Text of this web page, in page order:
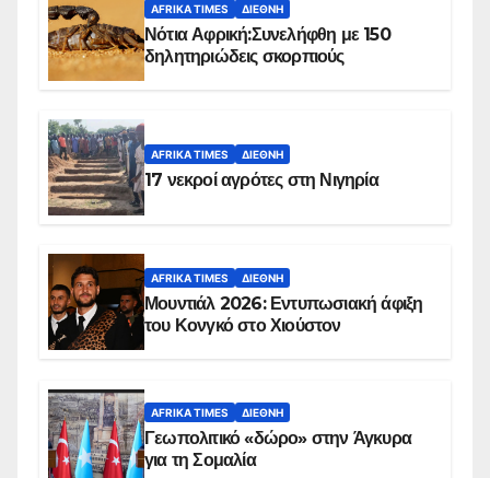
AFRIKA TIMES ΔΙΕΘΝΉ
Νότια Αφρική:Συνελήφθη με 150
δηλητηριώδεις σκορπιούς
AFRIKA TIMES ΔΙΕΘΝΉ
17 νεκροί αγρότες στη Νιγηρία
AFRIKA TIMES ΔΙΕΘΝΉ
Μουντιάλ 2026: Εντυπωσιακή άφιξη
του Κονγκό στο Χιούστον
AFRIKA TIMES ΔΙΕΘΝΉ
Γεωπολιτικό «δώρο» στην Άγκυρα
για τη Σομαλία